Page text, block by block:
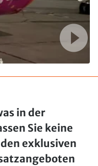
in der
Sie keine
exklusiven